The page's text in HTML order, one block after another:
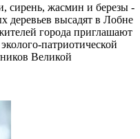
сирень, жасмин и березы -
деревьев высадят в Лобне
города приглашают
патриотической
Великой